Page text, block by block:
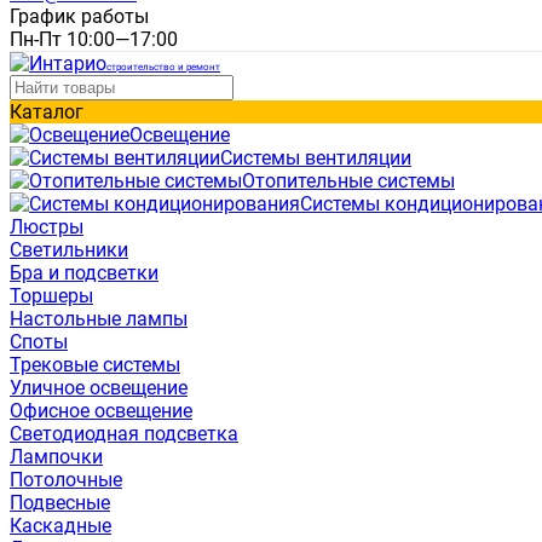
График работы
Пн-Пт 10:00—17:00
строительство и ремонт
Каталог
Освещение
Системы вентиляции
Отопительные системы
Системы
Люстры
Светильники
Бра и подсветки
Торшеры
Настольные лампы
Споты
Трековые системы
Уличное освещение
Офисное освещение
Светодиодная подсветка
Лампочки
Потолочные
Подвесные
Каскадные